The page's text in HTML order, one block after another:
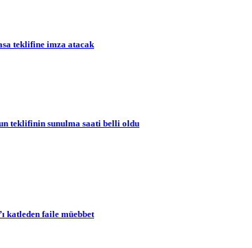
teklifine imza atacak
teklifinin sunulma saati belli oldu
katleden faile müebbet